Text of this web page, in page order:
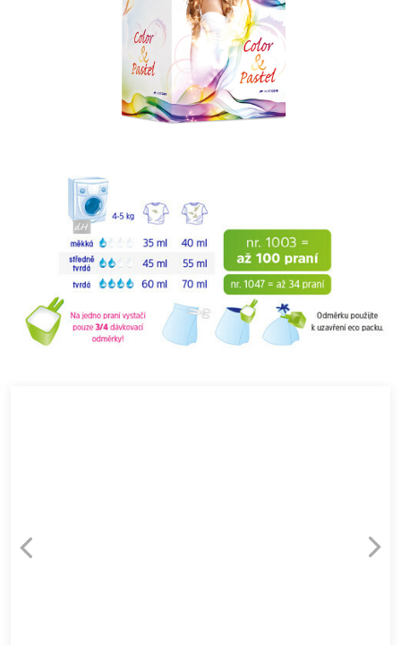
zasažené části těla. Používejte ochranné brýle / ochranné
rukavice. Přetrvává-li podráždění očí: Vyhledejte lékařskou
pomoc / ošetření. Odstraňte obsah/obal předáním oprávněné
osobě k nakládání s odpady nebo vrácením dodavateli.